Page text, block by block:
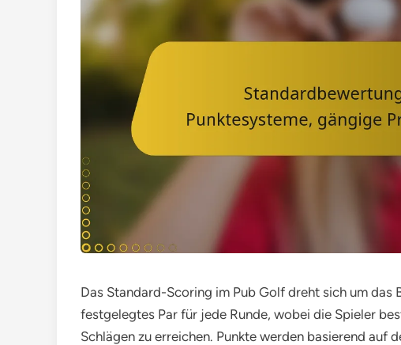
Das Standard-Scoring im Pub Golf dreht sich um das
festgelegtes Par für jede Runde, wobei die Spieler
Schlägen zu erreichen. Punkte werden basierend auf